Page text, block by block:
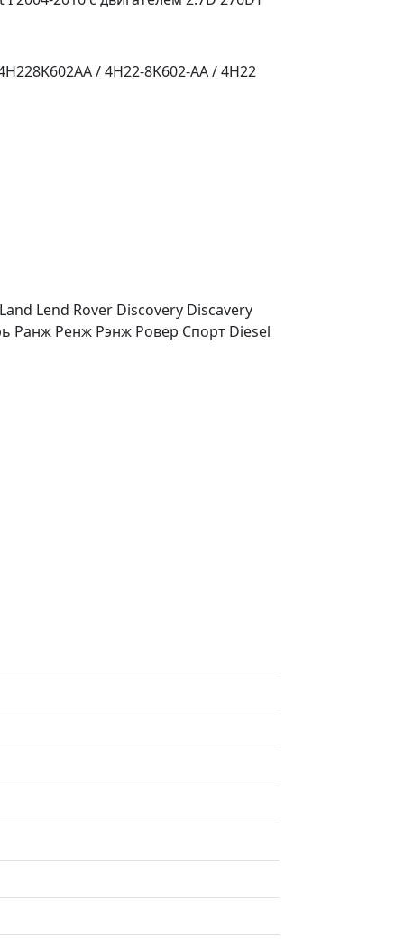
/ 4H22-8K602-AA / 4H22
Lend Rover Discovery Discavery
Ранж Ренж Рэнж Ровер Спорт Diesel